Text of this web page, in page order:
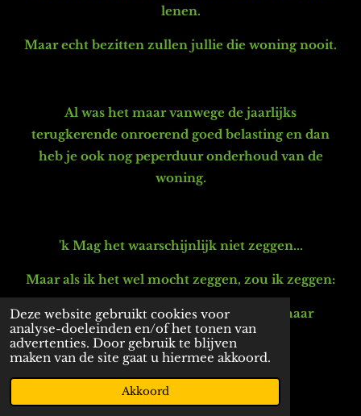
Deze website gebruikt cookies voor
analyse-doeleinden en/of het tonen van
advertenties. Door gebruik te blijven
maken van de site gaat u hiermee akkoord.
Akkoord
lenen.
Maar echt bezitten zullen jullie die woning nooit.
Al was het maar vanwege de jaarlijks
terugkerende onroerend goed belasting en dan
heb je ook nog peperduur onderhoud van de
woning.
'k Mag het waarschijnlijk niet zeggen...
Maar als ik het wel mocht zeggen, zou ik zeggen:
"Zonder die graaiende Elite klasse en haar
politieke marionetten...
Zou de wereld veel beter af zijn!"